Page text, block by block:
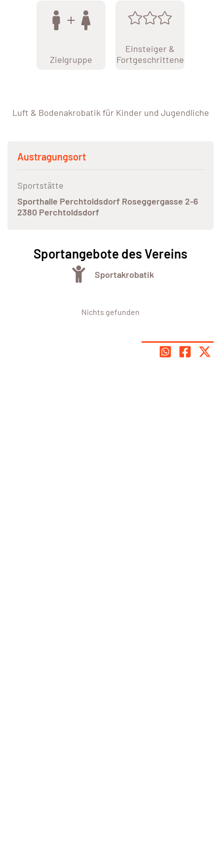
Zielgruppe
Einsteiger &
Fortgeschrittene
Luft & Bodenakrobatik für Kinder und Jugendliche
Austragungsort
Sportstätte
Sporthalle Perchtoldsdorf Roseggergasse 2-6
2380 Perchtoldsdorf
Sportangebote des Vereins
Sportakrobatik
Nichts gefunden